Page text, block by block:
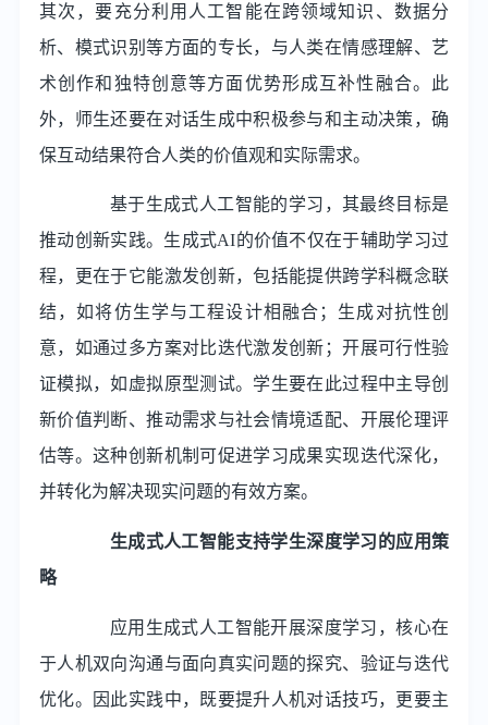
其次，要充分利用人工智能在跨领域知识、数据分
析、模式识别等方面的专长，与人类在情感理解、艺
术创作和独特创意等方面优势形成互补性融合。此
外，师生还要在对话生成中积极参与和主动决策，确
保互动结果符合人类的价值观和实际需求。
基于生成式人工智能的学习，其最终目标是
推动创新实践。生成式AI的价值不仅在于辅助学习过
程，更在于它能激发创新，包括能提供跨学科概念联
结，如将仿生学与工程设计相融合；生成对抗性创
意，如通过多方案对比迭代激发创新；开展可行性验
证模拟，如虚拟原型测试。学生要在此过程中主导创
新价值判断、推动需求与社会情境适配、开展伦理评
估等。这种创新机制可促进学习成果实现迭代深化，
并转化为解决现实问题的有效方案。
生成式人工智能支持学生深度学习的应用策
略
应用生成式人工智能开展深度学习，核心在
于人机双向沟通与面向真实问题的探究、验证与迭代
优化。因此实践中，既要提升人机对话技巧，更要主